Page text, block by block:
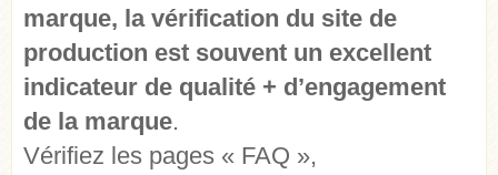
marque, la vérification du site de
production est souvent un excellent
indicateur de qualité + d’engagement
de la marque.
Vérifiez les pages « FAQ »,